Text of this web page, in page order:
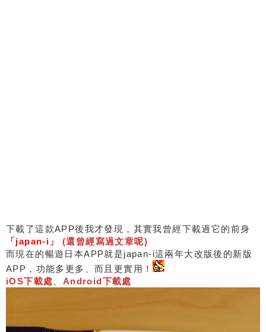
下載了這款APP後我才發現，其實我曾經下載過它的前身
「japan-i」 (還曾經寫過文章呢)
而現在的暢遊日本APP就是japan-i這兩年大改版後的新版
APP，功能多更多、而且更實用！
iOS下載處
Android下載處